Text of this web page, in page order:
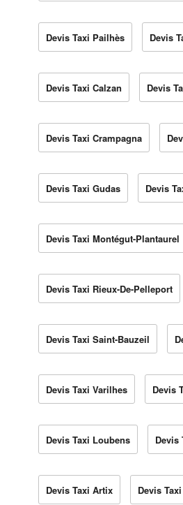
Devis Taxi Pailhès Devis
Devis Taxi Calzan Devis
Devis Taxi Crampagna
Devis Taxi Gudas Devis
Devis Taxi Montégut-Plantaurel
Devis Taxi Rieux-De-Pelleport
Devis Taxi Saint-Bauzeil
Devis Taxi Varilhes Devis
Devis Taxi Loubens Devis
Devis Taxi Artix Devis